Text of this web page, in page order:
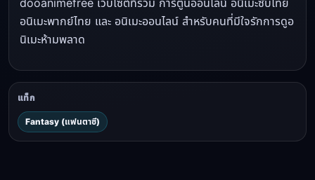
dooanimefree เว็บไซต์ที่รวม การ์ตูนออนไลน์ อนิเมะซับไทย
อนิเมะพากย์ไทย และ อนิเมะออนไลน์ สำหรับคนที่มีใจรักการดูอ
นิเมะห้ามพลาด
แท็ก
Fantasy (แฟนตาซี)